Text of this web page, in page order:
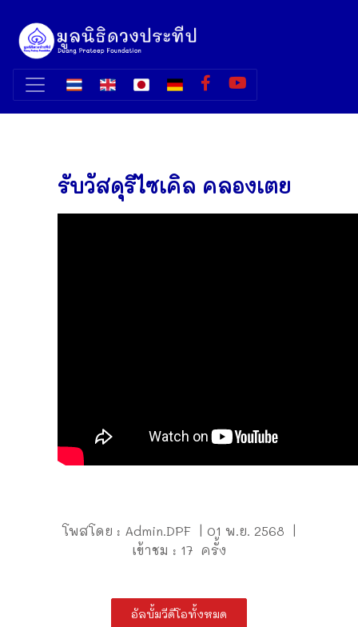
รับวัสดุรีไซเคิล คลองเตย
โพสโดย : Admin.DPF | 01 พ.ย. 2568 |
เข้าชม : 17 ครั้ง
อัลบั้มวีดีโอทั้งหมด